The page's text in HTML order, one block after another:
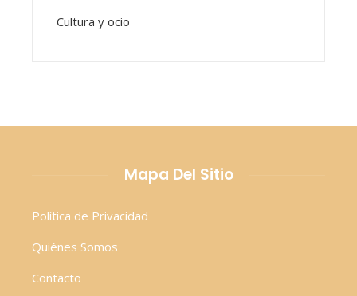
Cultura y ocio
Mapa Del Sitio
Política de Privacidad
Quiénes Somos
Contacto